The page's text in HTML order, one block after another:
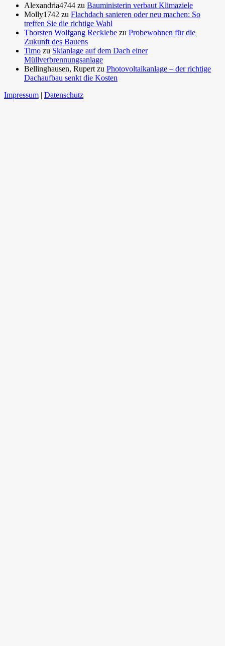
Alexandria4744 zu Bauministerin verbaut Klimaziele
Molly1742 zu Flachdach sanieren oder neu machen: So
treffen Sie die richtige Wahl
Thorsten Wolfgang Recklebe zu Probewohnen für die
Zukunft des Bauens
Timo zu Skianlage auf dem Dach einer
Müllverbrennungsanlage
Bellinghausen, Rupert zu Photovoltaikanlage – der richtige
Dachaufbau senkt die Kosten
Impressum | Datenschutz